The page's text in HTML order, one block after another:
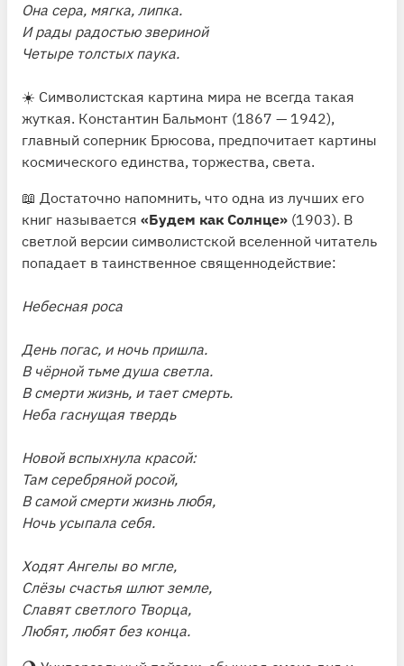
Она сера, мягка, липка.
И рады радостью звериной
Четыре толстых паука.
☀️ Символистская картина мира не всегда такая
жуткая. Константин Бальмонт (1867 — 1942),
главный соперник Брюсова, предпочитает картины
космического единства, торжества, света.
📖 Достаточно напомнить, что одна из лучших его
книг называется «Будем как Солнце» (1903). В
светлой версии символистской вселенной читатель
попадает в таинственное священнодействие:
Небесная роса
День погас, и ночь пришла.
В чёрной тьме душа светла.
В смерти жизнь, и тает смерть.
Неба гаснущая твердь
Новой вспыхнула красой:
Там серебряной росой,
В самой смерти жизнь любя,
Ночь усыпала себя.
Ходят Ангелы во мгле,
Слёзы счастья шлют земле,
Славят светлого Творца,
Любят, любят без конца.